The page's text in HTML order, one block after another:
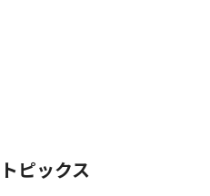
トピックス